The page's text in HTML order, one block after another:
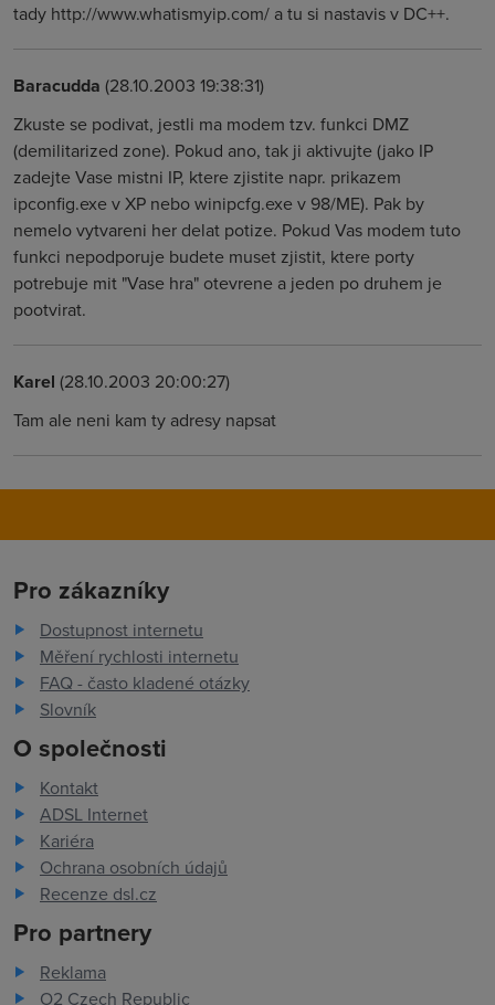
tady http://www.whatismyip.com/ a tu si nastavis v DC++.
Baracudda (28.10.2003 19:38:31)
Zkuste se podivat, jestli ma modem tzv. funkci DMZ
(demilitarized zone). Pokud ano, tak ji aktivujte (jako IP
zadejte Vase mistni IP, ktere zjistite napr. prikazem
ipconfig.exe v XP nebo winipcfg.exe v 98/ME). Pak by
nemelo vytvareni her delat potize. Pokud Vas modem tuto
funkci nepodporuje budete muset zjistit, ktere porty
potrebuje mit "Vase hra" otevrene a jeden po druhem je
pootvirat.
Karel (28.10.2003 20:00:27)
Tam ale neni kam ty adresy napsat
Pro zákazníky
Dostupnost internetu
Měření rychlosti internetu
FAQ - často kladené otázky
Slovník
O společnosti
Kontakt
ADSL Internet
Kariéra
Ochrana osobních údajů
Recenze dsl.cz
Pro partnery
Reklama
O2 Czech Republic